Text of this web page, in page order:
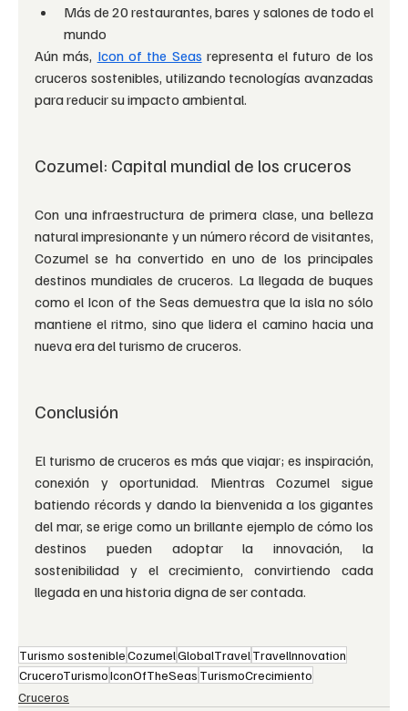
Más de 20 restaurantes, bares y salones de todo el
mundo
Aún más, Icon of the Seas representa el futuro de los
cruceros sostenibles, utilizando tecnologías avanzadas
para reducir su impacto ambiental.
Cozumel: Capital mundial de los cruceros
Con una infraestructura de primera clase, una belleza
natural impresionante y un número récord de visitantes,
Cozumel se ha convertido en uno de los principales
destinos mundiales de cruceros. La llegada de buques
como el Icon of the Seas demuestra que la isla no sólo
mantiene el ritmo, sino que lidera el camino hacia una
nueva era del turismo de cruceros.
Conclusión
El turismo de cruceros es más que viajar; es inspiración,
conexión y oportunidad. Mientras Cozumel sigue
batiendo récords y dando la bienvenida a los gigantes
del mar, se erige como un brillante ejemplo de cómo los
destinos pueden adoptar la innovación, la
sostenibilidad y el crecimiento, convirtiendo cada
llegada en una historia digna de ser contada.
Turismo sostenibleCozumelGlobalTravel Travellnnovation
CruceroTurismoIconOfTheSeas TurismoCrecimiento
Cruceros